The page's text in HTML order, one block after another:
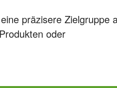
präzisere Zielgruppe
oder